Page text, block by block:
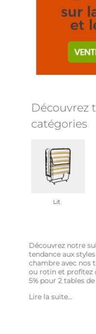
Découvrez
catégories
Lit
Découvrez notre
tendance aux
chambre avec nos
ou rotin et profitez
5% pour 2 tables
Lire la suite...